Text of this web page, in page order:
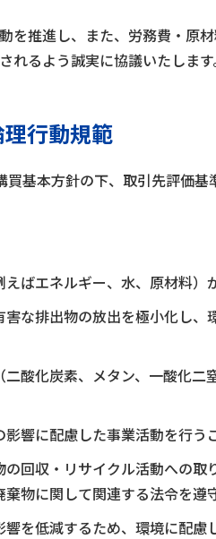
を推進し、また、労務費・原
れるよう誠実に協議いたします
行動規範
買基本方針の下、取引先評価
えばエネルギー、水、原材料
害な排出物の放出を極小化し
二酸化炭素、メタン、一酸化
影響に配慮した事業活動を行う
の回収・リサイクル活動への
物に関して関連する法令を遵
響を低減するため、環境に配